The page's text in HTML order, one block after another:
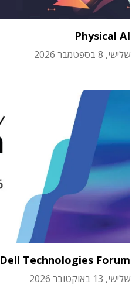
Physical AI
שלישי, 8 בספטמבר 2026
Dell Technologies Forum
שלישי, 13 באוקטובר 2026